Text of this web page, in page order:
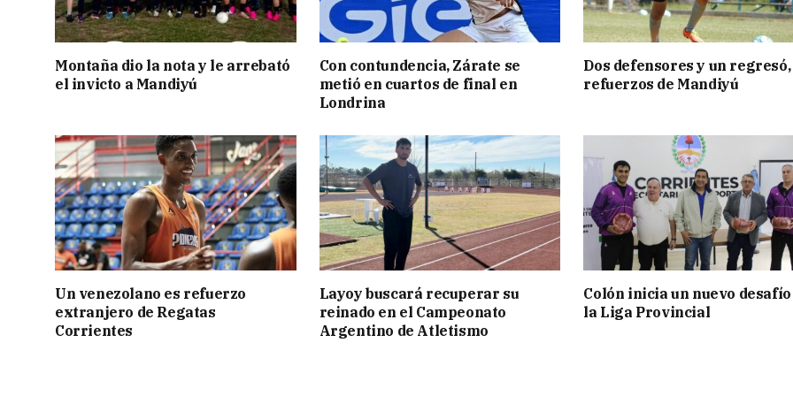
Montaña dio la nota y le arrebató
el invicto a Mandiyú
Con contundencia, Zárate se
metió en cuartos de final en
Londrina
Dos defensores y un regresó,
refuerzos de Mandiyú
Un venezolano es refuerzo
extranjero de Regatas
Corrientes
Layoy buscará recuperar su
reinado en el Campeonato
Argentino de Atletismo
Colón inicia un nuevo
la Liga Provincial